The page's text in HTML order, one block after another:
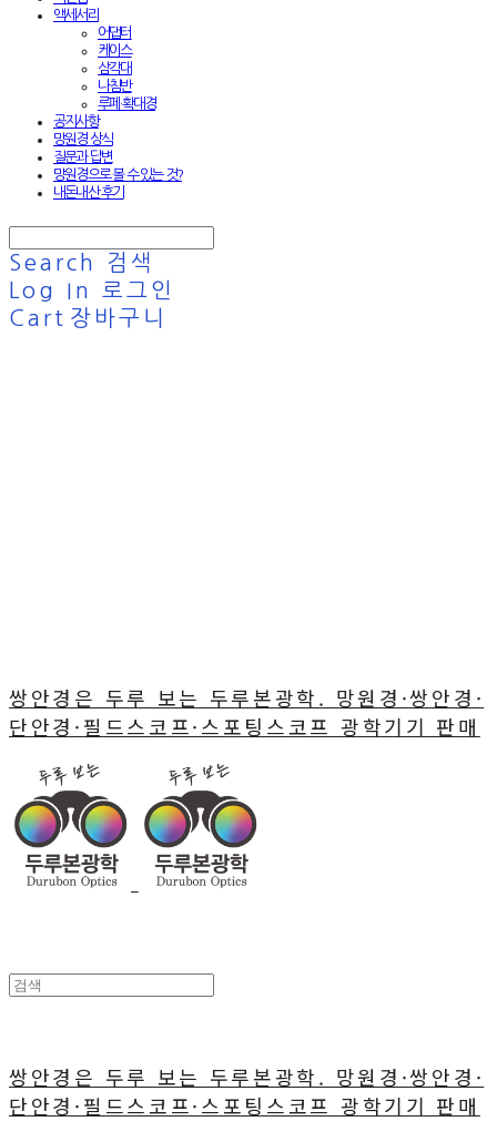
액세서리
어댑터
케이스
삼각대
나침반
루페·확대경
공지사항
망원경 상식
질문과 답변
망원경으로 볼 수 있는 것?
내돈내산 후기
Search
검색
Log In
로그인
Cart 장바구니
쌍안경은 두루 보는 두루본광학. 망원경·쌍안경·
단안경·필드스코프·스포팅스코프 광학기기 판매
쌍안경은 두루 보는 두루본광학. 망원경·쌍안경·
단안경·필드스코프·스포팅스코프 광학기기 판매